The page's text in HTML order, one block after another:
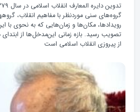
گروه‌های سنی موردنظر با مفاهیم انقلاب،
رویدادها، مکان‌ها و زمان‌هایی که به نحوی با
از پیروزی انقلاب اسلامی است